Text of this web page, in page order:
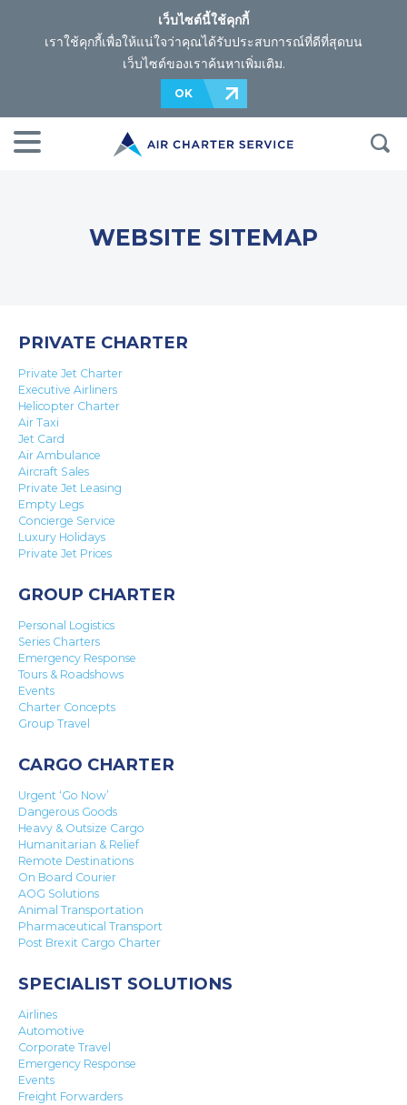
เว็บไซต์นี้ใช้คุกกี้
เราใช้คุกกี้เพื่อให้แน่ใจว่าคุณได้รับประสบการณ์ที่ดีที่สุดบน
เว็บไซต์ของเราค้นหาเพิ่มเติม.
OK
WEBSITE SITEMAP
PRIVATE CHARTER
Private Jet Charter
Executive Airliners
Helicopter Charter
Air Taxi
Jet Card
Air Ambulance
Aircraft Sales
Private Jet Leasing
Empty Legs
Concierge Service
Luxury Holidays
Private Jet Prices
GROUP CHARTER
Personal Logistics
Series Charters
Emergency Response
Tours & Roadshows
Events
Charter Concepts
Group Travel
CARGO CHARTER
Urgent ‘Go Now’
Dangerous Goods
Heavy & Outsize Cargo
Humanitarian & Relief
Remote Destinations
On Board Courier
AOG Solutions
Animal Transportation
Pharmaceutical Transport
Post Brexit Cargo Charter
SPECIALIST SOLUTIONS
Airlines
Automotive
Corporate Travel
Emergency Response
Events
Freight Forwarders